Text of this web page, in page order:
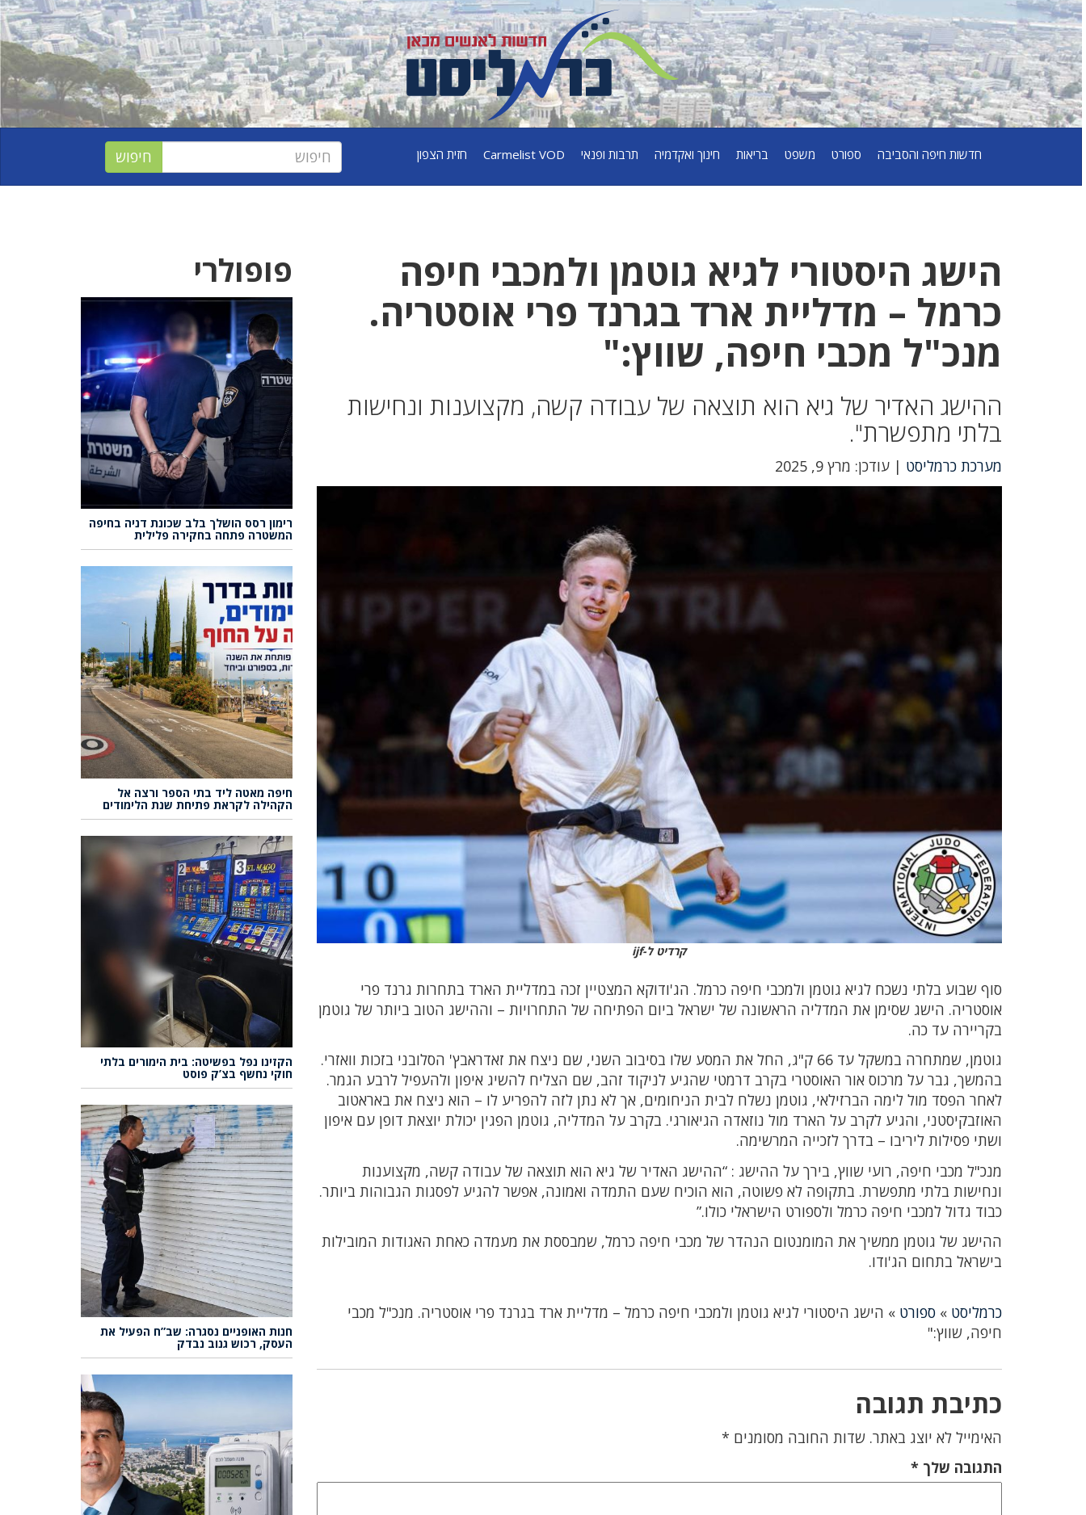
חדשות חיפה והסביבה ספורט משפט בריאות חינוך ואקדמיה תרבות ופנאי Carmelist VOD חזית הצפון
הישג היסטורי לגיא גוטמן ולמכבי חיפה
כרמל – מדליית ארד בגרנד פרי אוסטריה.
מנכ"ל מכבי חיפה, שווץ:"
ההישג האדיר של גיא הוא תוצאה של עבודה קשה, מקצוענות ונחישות
בלתי מתפשרת".
מערכת כרמליסט | עודכן: מרץ 9, 2025
קרדיט ל-ijf
סוף שבוע בלתי נשכח לגיא גוטמן ולמכבי חיפה כרמל. הג'ודוקא המצטיין זכה במדליית הארד בתחרות גרנד פרי
אוסטריה. הישג שסימן את המדליה הראשונה של ישראל ביום הפתיחה של התחרויות – וההישג הטוב ביותר של גוטמן
בקריירה עד כה.
גוטמן, שמתחרה במשקל עד 66 ק"ג, החל את המסע שלו בסיבוב השני, שם ניצח את זאדראבץ' הסלובני בזכות וואזרי.
בהמשך, גבר על מרכוס אור האוסטרי בקרב דרמטי שהגיע לניקוד זהב, שם הצליח להשיג איפון ולהעפיל לרבע הגמר.
לאחר הפסד מול לימה הברזילאי, גוטמן נשלח לבית הניחומים, אך לא נתן לזה להפריע לו – הוא ניצח את באראטוב
האוזבקיסטני, והגיע לקרב על הארד מול נוזאדה הגיאורגי. בקרב על המדליה, גוטמן הפגין יכולת יוצאת דופן עם איפון
ושתי פסילות ליריבו – בדרך לזכייה המרשימה.
מנכ"ל מכבי חיפה, רועי שווץ, בירך על ההישג : “ההישג האדיר של גיא הוא תוצאה של עבודה קשה, מקצוענות
ונחישות בלתי מתפשרת. בתקופה לא פשוטה, הוא הוכיח שעם התמדה ואמונה, אפשר להגיע לפסגות הגבוהות ביותר.
כבוד גדול למכבי חיפה כרמל ולספורט הישראלי כולו.”
ההישג של גוטמן ממשיך את המומנטום הנהדר של מכבי חיפה כרמל, שמבססת את מעמדה כאחת האגודות המובילות
בישראל בתחום הג'ודו.
כרמליסט »ספורט » הישג היסטורי לגיא גוטמן ולמכבי חיפה כרמל – מדליית ארד בגרנד פרי אוסטריה. מנכ"ל מכבי
חיפה, שווץ:"
כתיבת תגובה
האימייל לא יוצג באתר. שדות החובה מסומנים *
התגובה שלך*
פופולרי
רימון רסס הושלך בלב שכונת דניה בחיפה
המשטרה פתחה בחקירה פלילית
חיפה מאטה ליד בתי הספר ורצה אל
הקהילה לקראת פתיחת שנת הלימודים
הקזינו נפל בפשיטה: בית הימורים בלתי
חוקי נחשף בצ’ק פוסט
חנות האופניים נסגרה: שב”ח הפעיל את
העסק, רכוש גנוב נבדק